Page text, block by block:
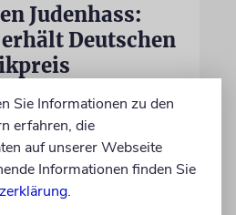
Judenhass:
Deutschen
steht nicht nur vor der
sich auch
Kulturrat würdigt
Preis. Igor Levit ist
Sie Informationen zu den
erfahren, die
auf unserer Webseite
Informationen finden Sie
.